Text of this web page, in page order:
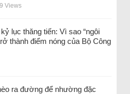
Views
lục thăng tiến: Vì sao “ngôi
thành điểm nóng của Bộ Công
ra đường để nhường đặc